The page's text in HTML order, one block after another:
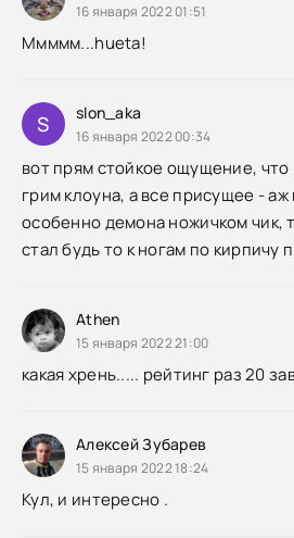
16 января 2022 01:51
Ммммм...hueta!
S slon_aka
16 января 2022 00:34
вот прям стойкое ощущение,
грим клоуна, а все присущее - аж
особенно демона ножичком чик,
стал будь то к ногам по кирпичу
Athen
15 января 2022 21:00
какая хрень..... рейтинг раз 20
Алексей Зубарев
15 января 2022 18:24
Кул, и интересно .